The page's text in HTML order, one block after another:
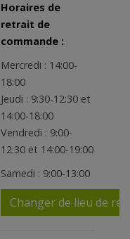
Horaires de
retrait de
commande :
Mercredi : 14:00-
18:00
Jeudi : 9:30-12:30 et
14:00-18:00
Vendredi : 9:00-
12:30 et 14:00-19:00
Samedi : 9:00-13:00
Changer de lieu de